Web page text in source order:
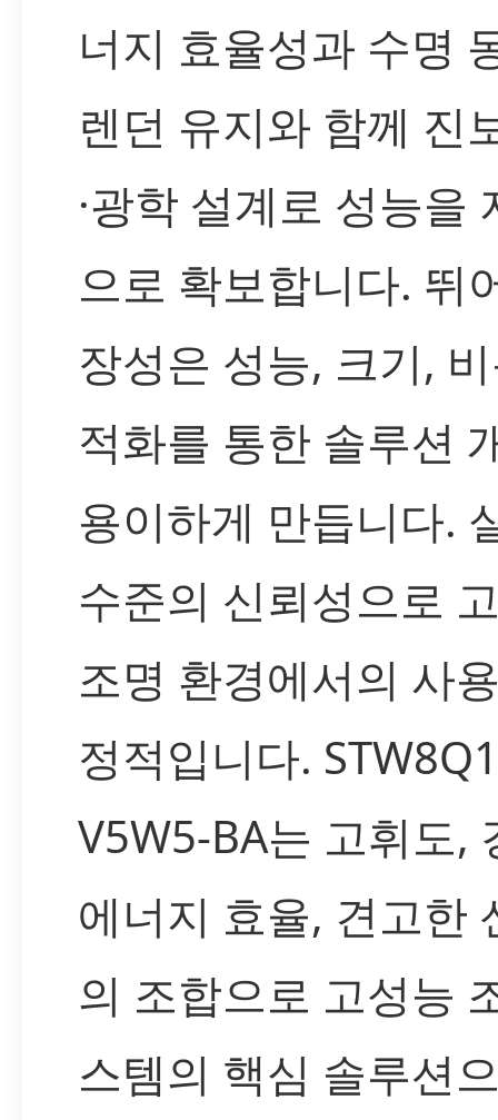
너지 효율성과 수명
렌던 유지와 함께 진
·광학 설계로 성능을
으로 확보합니다. 뛰
장성은 성능, 크기,
적화를 통한 솔루션
용이하게 만듭니다.
수준의 신뢰성으로
조명 환경에서의 사
정적입니다.
V5W5-BA는 고휘도,
에너지 효율, 견고한
의 조합으로 고성능
스템의 핵심 솔루션